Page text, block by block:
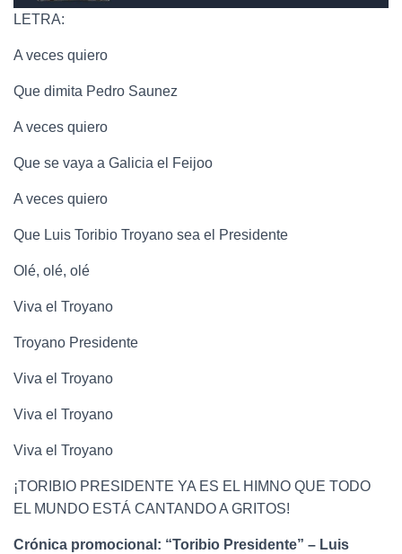
LETRA:
A veces quiero
Que dimita Pedro Saunez
A veces quiero
Que se vaya a Galicia el Feijoo
A veces quiero
Que Luis Toribio Troyano sea el Presidente
Olé, olé, olé
Viva el Troyano
Troyano Presidente
Viva el Troyano
Viva el Troyano
Viva el Troyano
¡TORIBIO PRESIDENTE YA ES EL HIMNO QUE TODO
EL MUNDO ESTÁ CANTANDO A GRITOS!
Crónica promocional: “Toribio Presidente” – Luis